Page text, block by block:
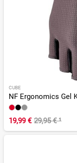
CUBE
NF Ergonomics Gel
19,99 € 29,95 €¹